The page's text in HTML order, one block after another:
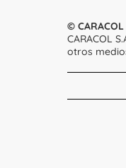
©
CARACOL
otros